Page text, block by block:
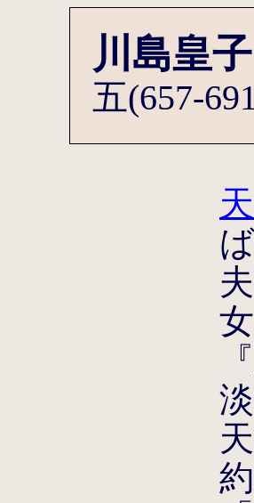
川島皇子
五(657-